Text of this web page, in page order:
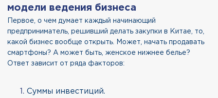
модели ведения бизнеса
Первое, о чем думает каждый начинающий
предприниматель, решивший делать закупки в Китае, то,
какой бизнес вообще открыть. Может, начать продавать
смартфоны? А может быть, женское нижнее белье?
Ответ зависит от ряда факторов:
Суммы инвестиций.